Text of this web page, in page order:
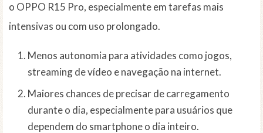
o OPPO R15 Pro, especialmente em tarefas mais
intensivas ou com uso prolongado.
Menos autonomia para atividades como jogos,
streaming de vídeo e navegação na internet.
Maiores chances de precisar de carregamento
durante o dia, especialmente para usuários que
dependem do smartphone o dia inteiro.